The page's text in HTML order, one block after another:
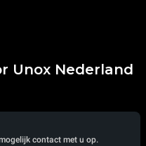
Unox Nederland
contact met u op.